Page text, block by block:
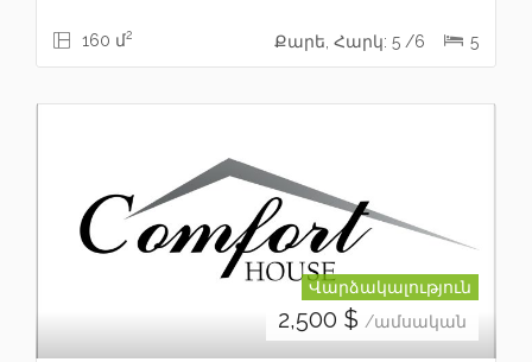
160 մ2 Քարե, Հարկ: 5 /6 5
Վարձակալություն
2,500 $ /ամսական